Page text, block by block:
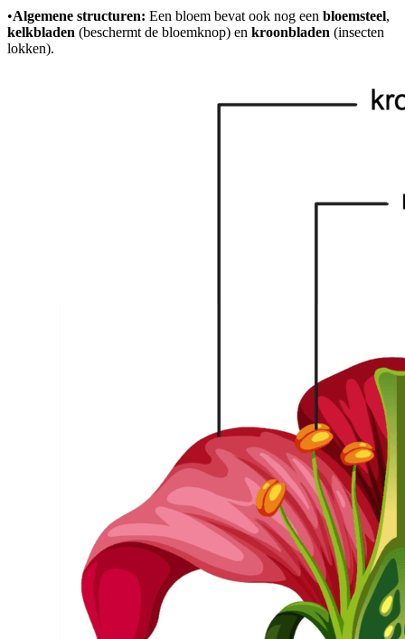
•Algemene structuren: Een bloem bevat ook nog een bloemsteel,
kelkbladen (beschermt de bloemknop) en kroonbladen (insecten
lokken).